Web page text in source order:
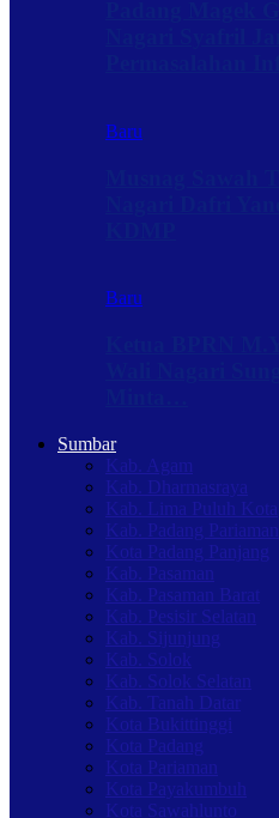
Baru
Baru
Sumbar
Kab. Agam
Kab. Dharmasraya
Kab. Lima Puluh Kota
Kab. Padang Pariaman
Kota Padang Panjang
Kab. Pasaman
Kab. Pasaman Barat
Kab. Pesisir Selatan
Kab. Sijunjung
Kab. Solok
Kab. Solok Selatan
Kab. Tanah Datar
Kota Bukittinggi
Kota Padang
Kota Pariaman
Kota Payakumbuh
Kota Sawahlunto